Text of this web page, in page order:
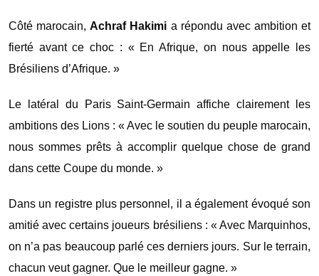
Côté marocain,Achraf Hakimi a répondu avec ambition et
fierté avant ce choc : « En Afrique, on nous appelle les
Brésiliens d’Afrique. »
Le latéral du Paris Saint-Germain affiche clairement les
ambitions des Lions : « Avec le soutien du peuple marocain,
nous sommes prêts à accomplir quelque chose de grand
dans cette Coupe du monde. »
Dans un registre plus personnel, il a également évoqué son
amitié avec certains joueurs brésiliens : « Avec Marquinhos,
on n’a pas beaucoup parlé ces derniers jours. Sur le terrain,
chacun veut gagner. Que le meilleur gagne. »